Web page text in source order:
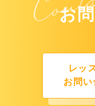
お
レッ
お問い